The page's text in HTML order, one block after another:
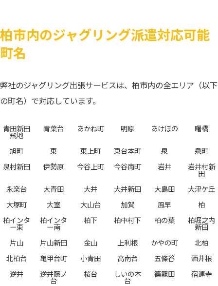
柏市内のジャグリング派遣対応可能
町名
弊社のジャグリング出張サービスは、柏市内の全エリア（以下
の町名）で対応しています。
青田新田
飛地
青葉台 あかね町 明原 あけぼの 曙橋
旭町 東 東上町 東台本町 泉
泉町
泉村新田
伊勢原 今谷上町 今谷南町 岩井 岩井村新
田
永楽台
大青田 大井 大井新田 大島田
大津ケ丘
大塚町
大室 大山台 加賀 風早
柏
柏インタ
ー東
柏インタ
ー南
柏下 柏中村下 柏の葉 柏堀之内
新田
片山
片山新田 金山 上利根 かやの町
北柏
北柏台
亀甲台町 小青田 高南台 五條谷
酒井根
逆井
逆井藤ノ
台
桜台 しいの木
台
篠籠田 宿連寺